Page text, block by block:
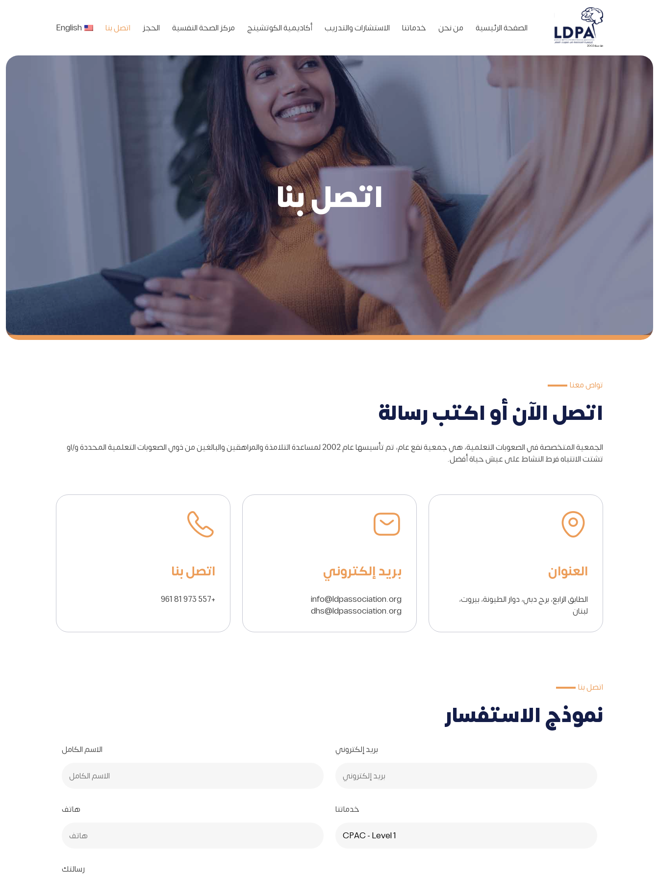
منذ سنة 2002
الصفحة الرئيسية من نحن خدماتنا الاستشارات والتدريب أكاديمية الكوتشينج مركز الصحة النفسية الحجز اتصل بنا English
اتصل بنا
تواص معنا
اتصل الآن أو اكتب رسالة
الجمعية المتخصصة في الصعوبات التعلمية، هي جمعية نفع عام، تم تأسيسها عام 2002 لمساعدة التلامذة والمراهقين والبالغين من ذوي الصعوبات التعلمية المحددة و/او
تشتت الانتباه فرط النشاط على عيش حياة أفضل.
العنوان
الطابق الرابع، برج دبي، دوار الطيونة، بيروت،
لبنان
بريد إلكتروني
info@ldpassociation.org
dhs@ldpassociation.org
اتصل بنا
+961 81 973 557
اتصل بنا
نموذج الاستفسار
الاسم الكامل بريد إلكتروني
هاتف خدماتنا
رسالتك